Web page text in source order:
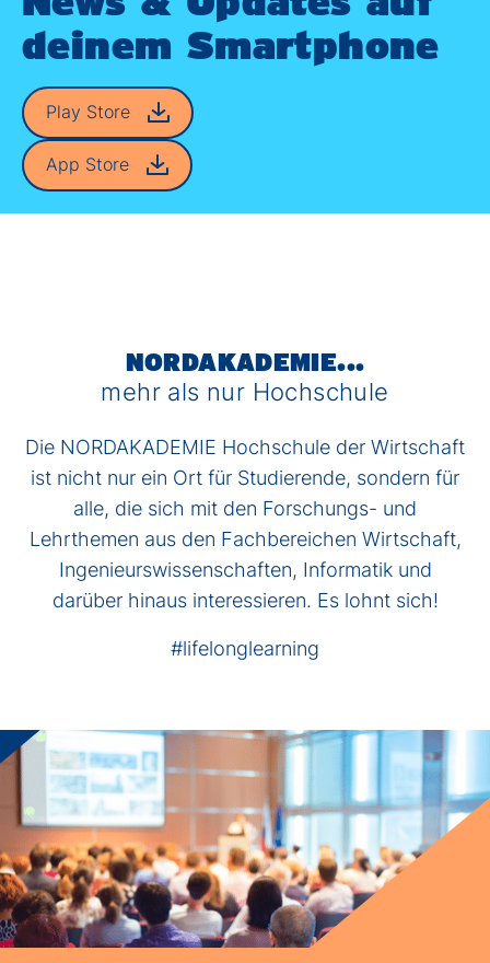
deinem Smartphone
Play Store
App Store
NORDAKADEMIE...
mehr als nur Hochschule
Die NORDAKADEMIE Hochschule der Wirtschaft
ist nicht nur ein Ort für Studierende, sondern für
alle, die sich mit den Forschungs- und
Lehrthemen aus den Fachbereichen Wirtschaft,
Ingenieurswissenschaften, Informatik und
darüber hinaus interessieren. Es lohnt sich!
#lifelonglearning